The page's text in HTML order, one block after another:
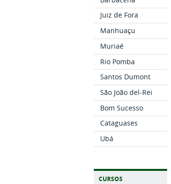
Juiz de Fora
Manhuaçu
Muriaé
Rio Pomba
Santos Dumont
São João del-Rei
Bom Sucesso
Cataguases
Ubá
CURSOS